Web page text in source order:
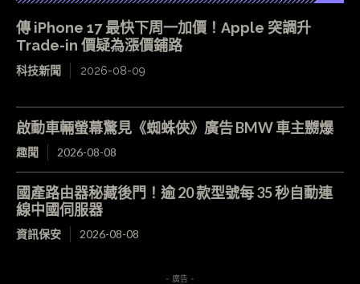
傳 iPhone 17 最快下周一加價！Apple 突調升
Trade-in 價疑為漲價鋪路
科技新聞 2026-08-09
啟動車輛螢幕驚見《蜘蛛俠》廣告 BMW 車主嬲爆
趣聞 2026-08-08
國產路由器秘藏後門！逾 20 款型號每 35 秒自動連
線中國伺服器
資訊保安 2026-08-08
- 廣告 -